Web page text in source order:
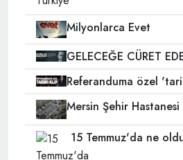
Milyonlarca Evet
GELECEĞE CÜRET
Referanduma özel
Mersin Şehir Hastanesi
15 Temmuz'da ne